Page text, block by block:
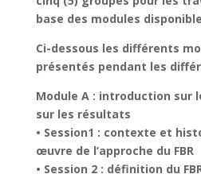
base des modules
Ci-dessous les différents
présentés pendant les
Module A : introduction sur
sur les résultats
• Session1 : contexte et
œuvre de l’approche du FBR
• Session 2 : définition du